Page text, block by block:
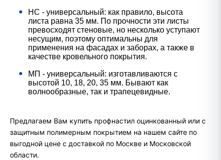
НС - универсальный: как правило, высота
листа равна 35 мм. По прочности эти листы
превосходят стеновые, но несколько уступают
несущим, поэтому оптимальны для
применения на фасадах и заборах, а также в
качестве кровельного покрытия.
МП - универсальный: изготавливаются с
высотой 10, 18, 20, 35 мм. Бывают как
волнообразные, так и трапецевидные.
Предлагаем Вам купить профнастил оцинкованный или с
защитным полимерным покрытием на нашем сайте по
выгодной цене с доставкой по Москве и Московской
области.